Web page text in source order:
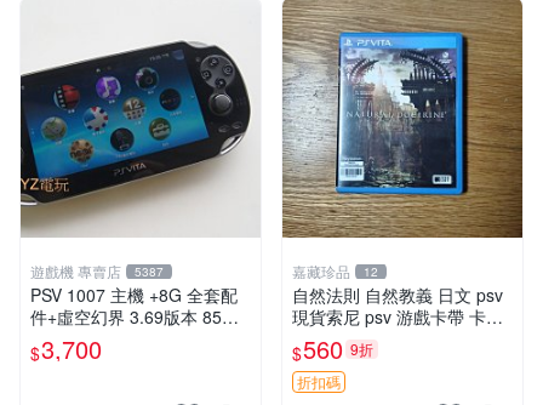
遊戲機 專賣店 5387
PSV 1007 主機 +8G 全套配
件+虛空幻界 3.69版本 85成
新 PS Vita1007 一年保修
$3,700
嘉藏珍品 12
自然法則 自然教義 日文 psv
現貨索尼 psv 游戲卡帶 卡盒
無損 版本外版 功能正常讀卡
關于質量：為避免糾紛，鑒寶
專家，收藏家和較真黨自行繞
$560 9折
折扣碼